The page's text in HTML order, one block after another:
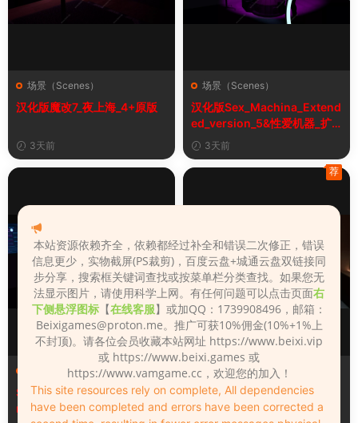
场景（Scenes）
汉化版魔改7_夜上海_4+原版
3天前
场景（Scenes）
汉化版Sex_Machina_Extend
ed_version_5&性爱机器_扩
展版3天前
场景（Scenes）
Sex_Machina_Extended_ve
rsion_5
场景（Scenes）
汉化版Hotel_Shower_Pleas
ure_3&酒店淋浴的乐趣
荐
本站资源依赖齐全，依赖都经过补全和错误二次修正，错误
信息更少，实物截屏(PS裁剪)，百度云盘+城通云盘双链接同
步分享，搜索框关键词查找或按菜单栏分类查找。如果您无
法显示图片，请使用科学上网。有任何问题可以点击页面右
下侧悬浮图标 【在线客服】或加QQ：1739908496，邮箱：
Beixigames@proton.me。推广可获10%佣金(10%+1%上
不封顶)。请各位会员收藏本站网址 https://www.beixi.vip
或 https://www.beixi.games 或
https://www.vamgame.cc，欢迎您的加入！
This site resources rely on complete, All dependencies
have been completed and errors have been corrected a